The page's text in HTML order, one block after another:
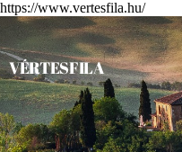
https://www.vertesfila.hu/
VÉRTESFILA